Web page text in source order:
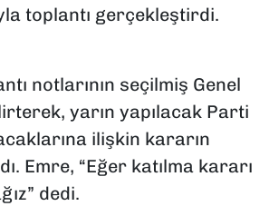
toplantı gerçekleştirdi.
notlarının seçilmiş Genel
yarın yapılacak Parti
ilişkin kararın
Emre, “Eğer katılma kararı
dedi.